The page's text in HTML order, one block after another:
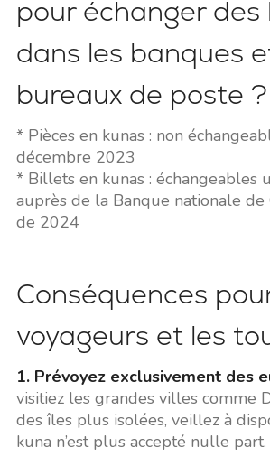
pour échanger des
dans les banques
bureaux de poste ?
* Pièces en kunas : non
décembre 2023
* Billets en kunas : échangeables
auprès de la Banque nationale
de 2024
Conséquences
voyageurs et les
1. Prévoyez exclusivement des
visitiez les grandes villes comme
des îles plus isolées, veillez à
kuna n’est plus accepté nulle part.